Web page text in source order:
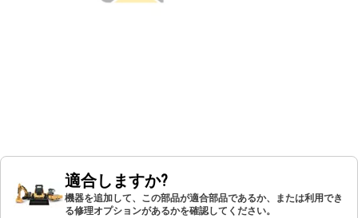
適合しますか?
機器を追加して、この部品が適合部品であるか、または利用でき
る修理オプションがあるかを確認してください。